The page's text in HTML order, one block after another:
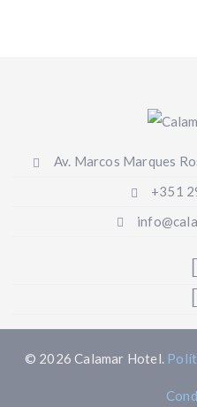
Av. Marcos Marques
+351
© 2026 Calamar Hotel.